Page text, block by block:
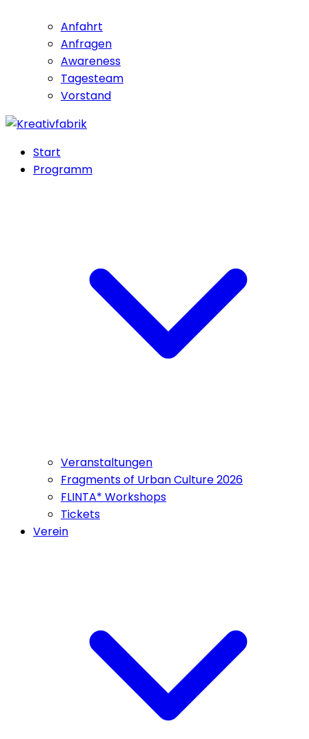
Anfahrt
Anfragen
Awareness
Tagesteam
Vorstand
Start
Programm
Veranstaltungen
Fragments of Urban Culture 2026
FLINTA* Workshops
Tickets
Verein